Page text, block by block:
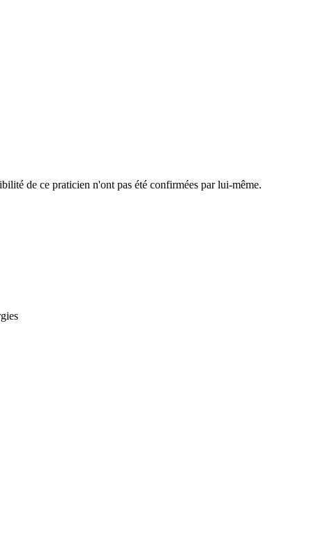
de ce praticien n'ont pas été confirmées par lui-même.